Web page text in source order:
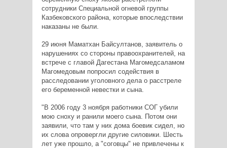
сотрудники Специальной огневой группы
Казбековского района, которые впоследствии
наказаны не были.
29 июня Маматхан Байсултанов, заявитель о
нарушениях со стороны правоохранителей, на
встрече с главой Дагестана Магомедсаламом
Магомедовым попросил содействия в
расследовании уголовного дела о расстреле
его беременной невестки и сына.
"В 2006 году 3 ноября работники СОГ убили
мою сноху и ранили моего сына. Потом они
заявили, что там у них дома боевик сидел, но
их слова опровергли другие силовики. Шесть
лет уже прошло, а "соговцы" не привлечены к